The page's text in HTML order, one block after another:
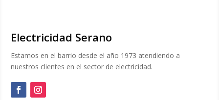
Electricidad Serano
Estamos en el barrio desde el año 1973 atendiendo a
nuestros clientes en el sector de electricidad.